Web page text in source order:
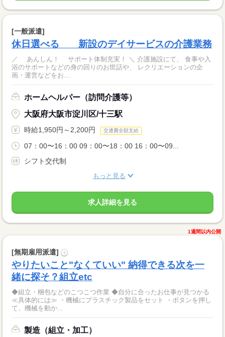
[一般派遣]
休日選べる 新設のデイサービスの介護業務
／ あんしん！ サポート体制充実！ ＼ 介護施設にて、 食事や入
浴のサポートなどの身の回りのお世話や、 レクリエーションの企
画・運営などをお...
ホームヘルパー（訪問介護等）
大阪府大阪市淀川区/十三駅
時給1,950円～2,200円 交通費全額支給
07：00〜16：00 09：00〜18：00 16：00〜09...
シフト交代制
もっと見る
求人詳細を見る
1週間以内公開
[無期雇用派遣] ?
やりたいこと"なくていい" 納得できる次を一
緒に探そ？組立etc
◆組立・梱包などのこつこつ作業 ◆自分に合ったお仕事が見つかる
≪具体的には≫ ・機械にプラスチック製品をセット ・ボタンを押し
て、機械を動か...
製造（組立・加工）